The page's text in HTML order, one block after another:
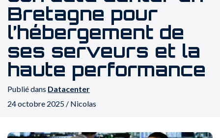
Bretagne pour
l’hébergement de
ses serveurs et la
haute performance
Publié dans Datacenter
24 octobre 2025 / Nicolas